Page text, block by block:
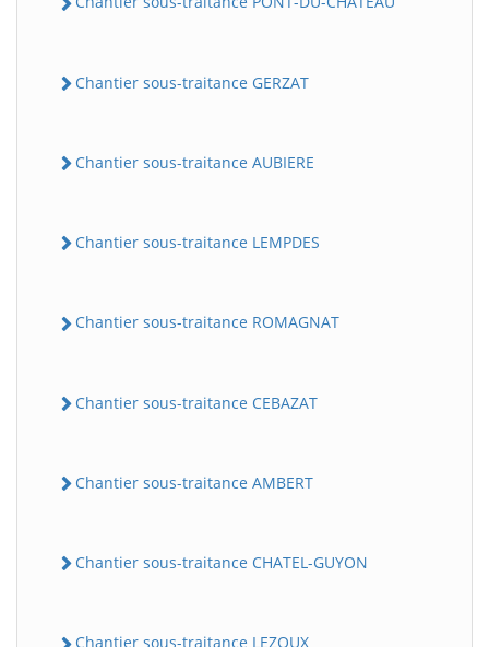
Chantier sous-traitance GERZAT
Chantier sous-traitance AUBIERE
Chantier sous-traitance LEMPDES
Chantier sous-traitance ROMAGNAT
Chantier sous-traitance CEBAZAT
Chantier sous-traitance AMBERT
Chantier sous-traitance CHATEL-GUYON
Chantier sous-traitance LEZOUX